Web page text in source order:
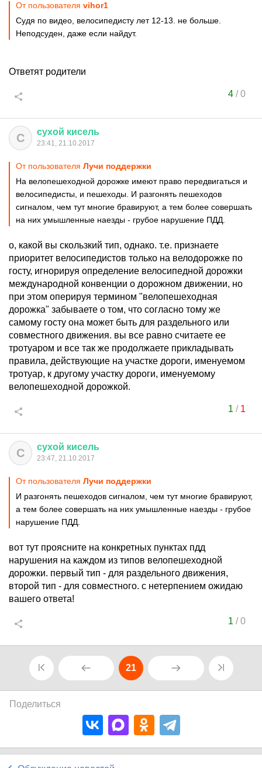
От пользователя vihor1
Судя по видео, велосипедисту лет 12-13. не больше.
Неподсуден, даже если найдут.
Ответят родители
4/0
С сухой кисель
23:41, 21.10.2017
От пользователя Лучи поддержки
На велопешеходной дорожке имеют право передвигаться и
велосипедисты, и пешеходы. И разгонять пешеходов
сигналом, чем тут многие бравируют, а тем более совершать
на них умышленные наезды - грубое нарушение ПДД.
о, какой вы скользкий тип, однако. т.е. признаете
приоритет велосипедистов только на велодорожке по
госту, игнорируя определение велосипедной дорожки
международной конвенции о дорожном движении, но
при этом оперируя термином "велопешеходная
дорожка" забываете о том, что согласно тому же
самому госту она может быть для раздельного или
совместного движения. вы все равно считаете ее
тротуаром и все так же продолжаете прикладывать
правила, действующие на участке дороги, именуемом
тротуар, к другому участку дороги, именуемому
велопешеходной дорожкой.
1 / 1
С сухой кисель
23:47, 21.10.2017
От пользователя Лучи поддержки
И разгонять пешеходов сигналом, чем тут многие бравируют,
а тем более совершать на них умышленные наезды - грубое
нарушение ПДД.
вот тут проясните на конкретных пунктах пдд
нарушения на каждом из типов велопешеходной
дорожки. первый тип - для раздельного движения,
второй тип - для совместного. с нетерпением ожидаю
вашего ответа!
1 /0
21
Поделиться